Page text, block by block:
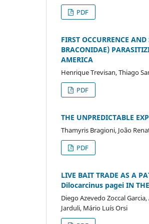
PDF
FIRST OCCURRENCE
BRACONIDAE)
AMERICA
Henrique Trevisan, Thiago
PDF
THE UNPREDICTABLE
Thamyris Bragioni, João
PDF
LIVE BAIT TRADE AS A
Dilocarcinus pagei IN
Diego Azevedo Zoccal
Jarduli, Mário Luís Orsi